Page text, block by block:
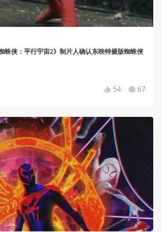
蛛侠：平行宇宙2》制片人确认东映特摄版蜘蛛侠
54 67